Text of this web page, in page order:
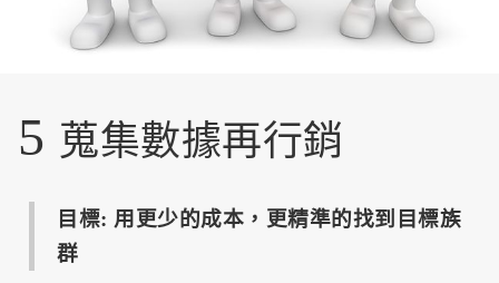
5 蒐集數據再行銷
目標: 用更少的成本，更精準的找到目標族
群